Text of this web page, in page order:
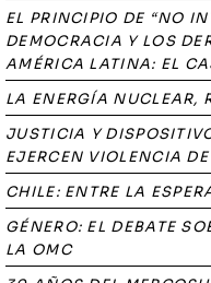
EL PRINCIPIO DE “NO
DEMOCRACIA Y LOS
AMÉRICA LATINA: EL
LA ENERGÍA NUCLEAR,
JUSTICIA Y
EJERCEN VIOLENCIA
CHILE: ENTRE LA
GÉNERO: EL DEBATE
LA OMC